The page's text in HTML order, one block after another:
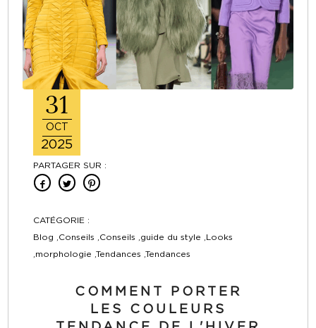
31
OCT
2025
PARTAGER SUR :
CATÉGORIE :
Blog ,Conseils ,Conseils ,guide du style ,Looks
,morphologie ,Tendances ,Tendances
COMMENT PORTER
LES COULEURS